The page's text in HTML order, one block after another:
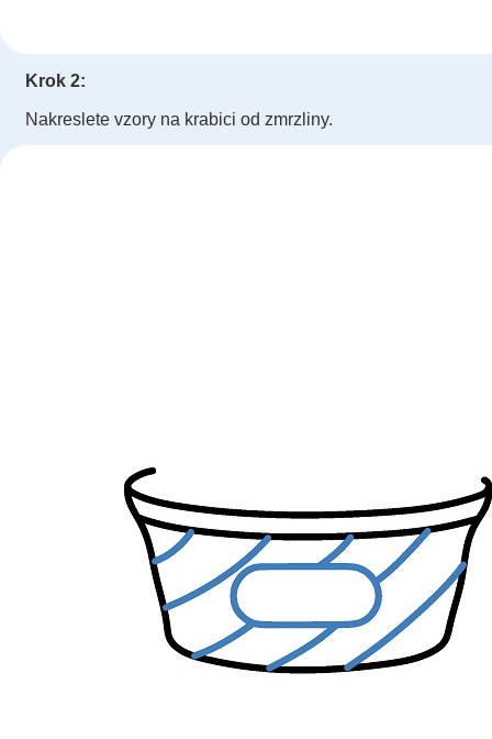
Krok 2:
Nakreslete vzory na krabici od zmrzliny.